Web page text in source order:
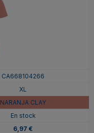
CA668104266
XL
NARANJA CLAY
En stock
6,97 €